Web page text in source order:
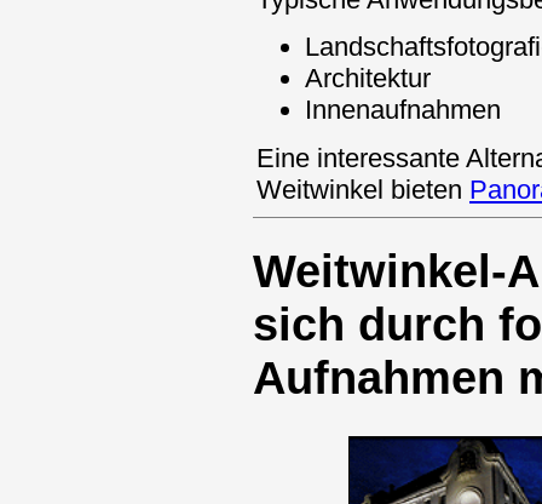
Architektur
Innenaufnahmen
Eine interessante
Weitwinkel bieten
Weitwinkel-
sich durch
Aufnahmen